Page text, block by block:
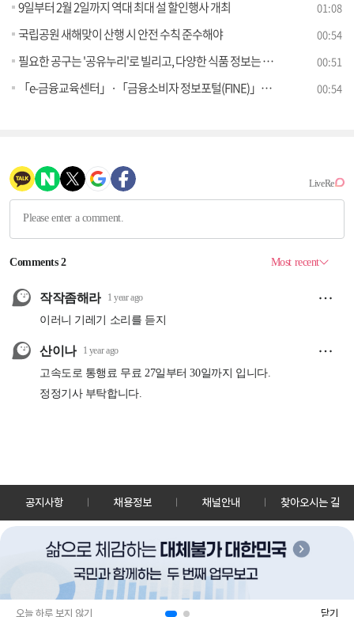
오늘 하루 보지 않기 닫기
9일부터 2월 2일까지 역대 최대 설 할인행사 개최 01:08
국립공원 새해맞이 산행 시 안전 수칙 준수해야 00:54
필요한 공구는 '공유누리'로 빌리고, 다양한 식품 정보는 '푸드QR'로 찾고! 00:51
「e-금융교육센터」·「금융소비자 정보포털(FINE)」의 이용이 더욱 편리해집니다 00:54
공지사항 채용정보 채널안내 찾아오시는 길
30128 세종특별자치시 정부2청사로 13 한국정책방송원 KTV
TEL: 044-204-8000
Copyrightⓒ KTV 국민방송 All Rights Reserved.
PC버전 앱 다운로드